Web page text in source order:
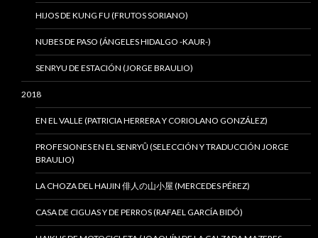
HIJOS DE KUNG FU (FRUTOS SORIANO)
NUBES DE PASO (ÁNGELES HIDALGO -KAUR-)
SENRYU DE ESTACIÓN (JORGE BRAULIO)
2018
EN EL VALLE (PATRICIA HERRERA Y CORIOLANO GONZÁLEZ)
PROFESIONES EN EL SENRYÛ (SELECCIÓN Y TRADUCCIÓN JORGE
BRAULIO)
LA CHOZA DEL HAIJIN 俳人の山小屋 (MERCEDES PÉREZ)
CASA DE CIGUAS Y DE PERROS (RAFAEL GARCÍA BIDÓ)